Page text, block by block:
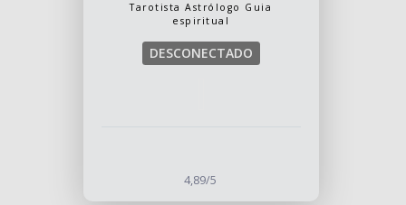
Tarotista Astrólogo Guia
espiritual
DESCONECTADO
4,89/5